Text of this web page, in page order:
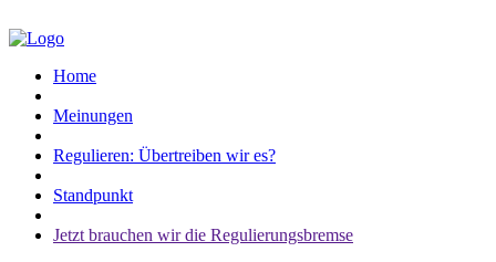
Home
Meinungen
Regulieren: Übertreiben wir es?
Standpunkt
Jetzt brauchen wir die Regulierungsbremse